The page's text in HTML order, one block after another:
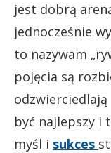
jest dobrą
jednocześnie
to nazywam
pojęcia są
odzwierciedlają
być najlepszy i
myśl i sukces